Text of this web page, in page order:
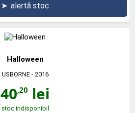
➤ alertă stoc
Halloween
USBORNE- 2016
40,20 lei
stoc indisponibil